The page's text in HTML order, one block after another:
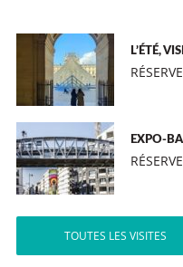
L’ÉTÉ,
EXPO-
TOUTES LES VISITES